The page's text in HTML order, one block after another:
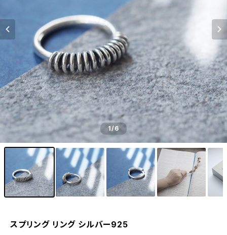
1/6
スプリング リング シルバー925